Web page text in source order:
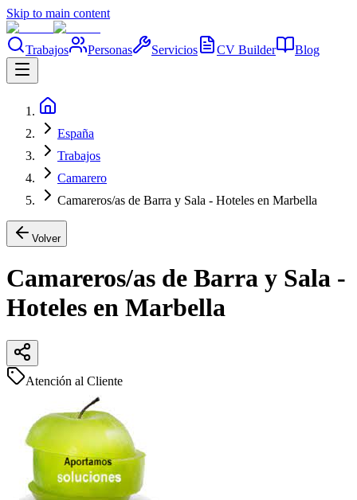
Skip to main content
Trabajos Personas Servicios CV Builder Blog
España
Trabajos
Camarero
Camareros/as de Barra y Sala - Hoteles en Marbella
Volver
Camareros/as de Barra y Sala -
Hoteles en Marbella
Atención al Cliente